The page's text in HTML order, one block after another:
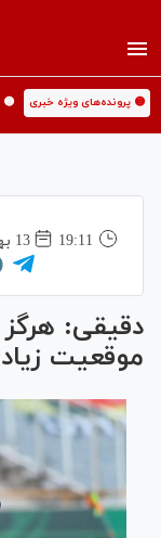
🟡 پرونده‌های ویژه خبری 🟡
19:11
13 بهمن 1403
دقیقی:
موقعیت